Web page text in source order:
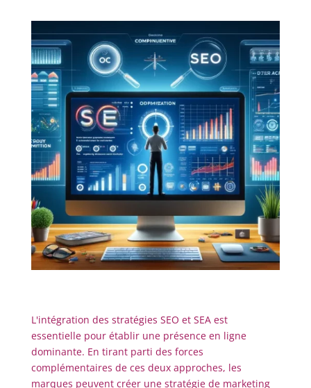
L'intégration des stratégies SEO et SEA est
essentielle pour établir une présence en ligne
dominante. En tirant parti des forces
complémentaires de ces deux approches, les
marques peuvent créer une stratégie de marketing